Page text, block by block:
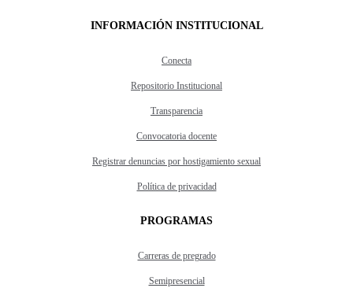
INFORMACIÓN INSTITUCIONAL
Conecta
Repositorio Institucional
Transparencia
Convocatoria docente
Registrar denuncias por hostigamiento sexual
Política de privacidad
PROGRAMAS
Carreras de pregrado
Semipresencial